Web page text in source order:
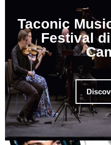
Taconic
Festival